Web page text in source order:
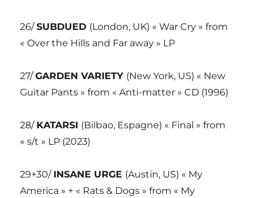
26/SUBDUED (London, UK) « War Cry » from
« Over the Hills and Far away » LP
27/GARDEN VARIETY (New York, US) « New
Guitar Pants » from « Anti-matter » CD (1996)
28/ KATARSI (Bilbao, Espagne) « Final » from
« s/t » LP (2023)
29+30/ INSANE URGE (Austin, US) « My
America » + « Rats & Dogs » from « My